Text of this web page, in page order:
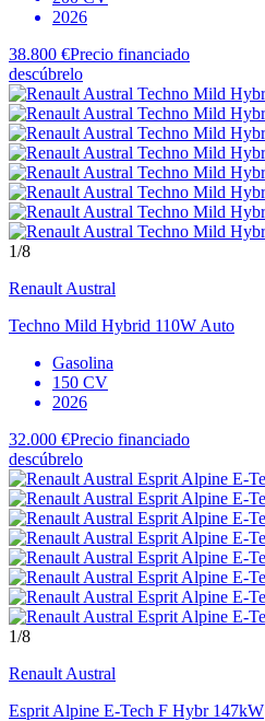
2026
38.800 €Precio financiado
descúbrelo
1/8
Renault Austral
Techno Mild Hybrid 110W Auto
Gasolina
150 CV
2026
32.000 €Precio financiado
descúbrelo
1/8
Renault Austral
Esprit Alpine E-Tech F Hybr 147kW